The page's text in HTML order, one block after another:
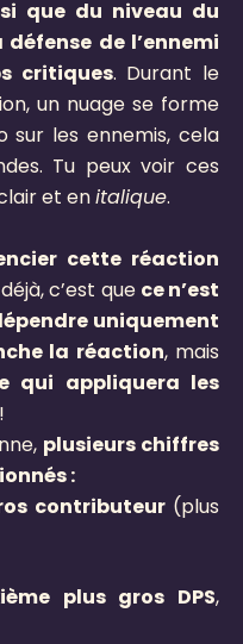
que du niveau du
de l’ennemi
critiques. Durant le
un nuage se forme
sur les ennemis, cela
Tu peux voir ces
et enitalique.
cette réaction
c’est que ce n’est
uniquement
la réaction, mais
qui appliquera les
!
plusieurs chiffres
:
contributeur(plus
plus gros DPS,